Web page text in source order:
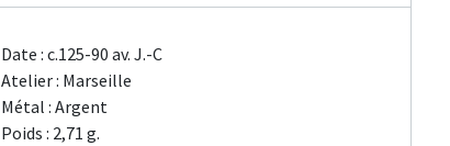
Date : c.125-90 av. J.-C
Atelier : Marseille
Métal : Argent
Poids : 2,71 g.